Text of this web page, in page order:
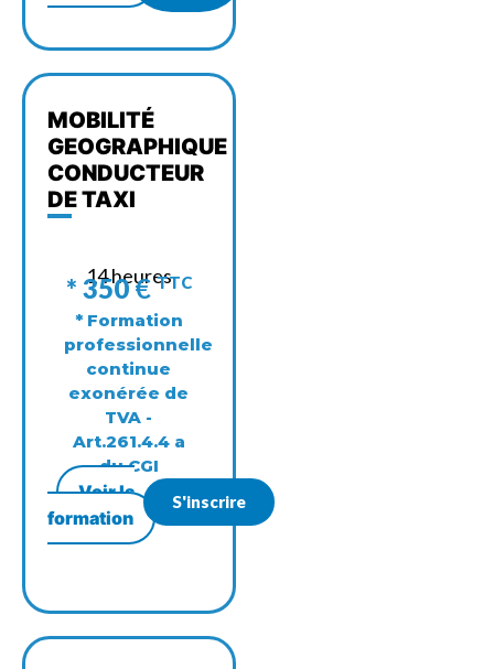
MOBILITÉ
GEOGRAPHIQUE
CONDUCTEUR
DE TAXI
14 heures
* 350€TTC
* Formation
professionnelle
continue
exonérée de
TVA -
Art.261.4.4 a
du CGI
Voir la
formation
S'inscrire